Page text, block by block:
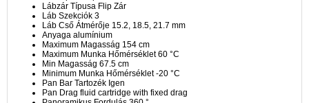
Lábzár Típusa Flip Zár
Láb Szekciók 3
Láb Cső Átmérője 15.2, 18.5, 21.7 mm
Anyaga alumínium
Maximum Magasság 154 cm
Maximum Munka Hőmérséklet 60 °C
Min Magasság 67.5 cm
Minimum Munka Hőmérséklet -20 °C
Pan Bar Tartozék Igen
Pan Drag fluid cartridge with fixed drag